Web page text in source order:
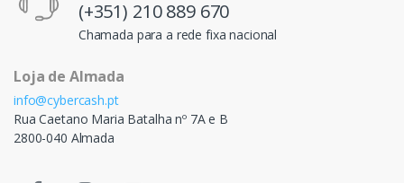
(+351) 210 889 670
Chamada para a rede fixa nacional
Loja de Almada
info@cybercash.pt
Rua Caetano Maria Batalha nº 7A e B
2800-040 Almada